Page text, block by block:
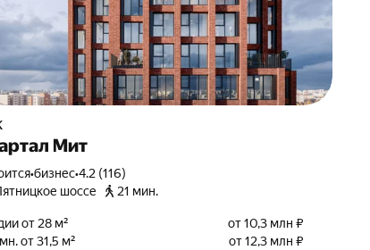
Мит
•бизнес•4.2 (116)
шоссе
21 мин.
от 28 м²
от 10,3 млн ₽
от 31,5 м²
от 12,3 млн ₽